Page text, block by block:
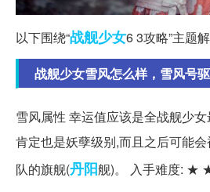
以下围绕“战舰少女6 3攻略”主题
战舰少女雪风怎么样，雪风号
雪风属性 幸运值应该是全战舰少
肯定也是妖孽级别,而且之后可能
队的旗舰(丹阳舰)。 入手难度: ★